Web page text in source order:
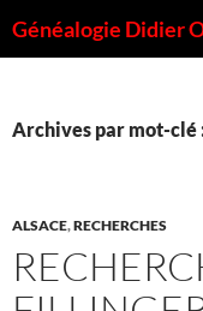
auGénéalogie Didier
Archives par mot-clé
ALSACE,RECHERCHES